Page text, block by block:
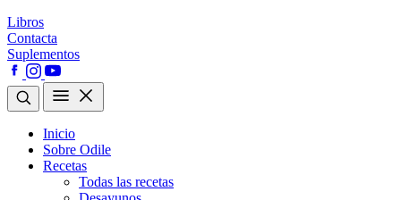
Libros
Contacta
Suplementos
Inicio
Sobre Odile
Recetas
Todas las recetas